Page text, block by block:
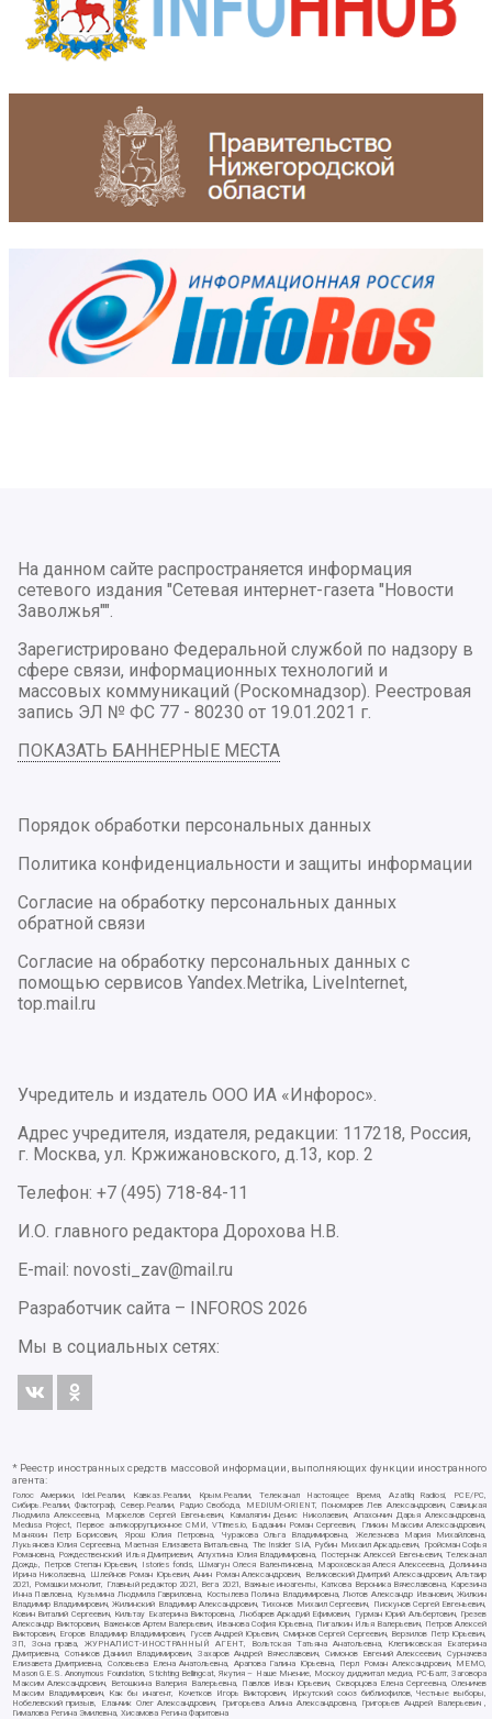
На данном сайте распространяется информация
сетевого издания "Сетевая интернет-газета "Новости
Заволжья"".
Зарегистрировано Федеральной службой по надзору в
сфере связи, информационных технологий и
массовых коммуникаций (Роскомнадзор). Реестровая
запись ЭЛ № ФС 77 - 80230 от 19.01.2021 г.
ПОКАЗАТЬ БАННЕРНЫЕ МЕСТА
Порядок обработки персональных данных
Политика конфиденциальности и защиты информации
Согласие на обработку персональных данных
обратной связи
Согласие на обработку персональных данных с
помощью сервисов Yandex.Metrika, LiveInternet,
top.mail.ru
Учредитель и издатель ООО ИА «Инфорос».
Адрес учредителя, издателя, редакции: 117218, Россия,
г. Москва, ул. Кржижановского, д.13, кор. 2
Телефон: +7 (495) 718-84-11
И.О. главного редактора Дорохова Н.В.
E-mail: novosti_zav@mail.ru
Разработчик сайта –
INFOROS 2026
Мы в социальных сетях:
* Реестр иностранных средств массовой информации, выполняющих функции иностранного
агента:
Голос Америки, Idel.Реалии, Кавказ.Реалии, Крым.Реалии, Телеканал Настоящее Время, Azatliq Radiosi, PCE/PC,
Сибирь.Реалии, Фактограф, Север.Реалии, Радио Свобода, MEDIUM-ORIENT, Пономарев Лев Александрович, Савицкая
Людмила Алексеевна, Маркелов Сергей Евгеньевич, Камалягин Денис Николаевич, Апахончич Дарья Александровна,
Medusa Project, Первое антикоррупционное СМИ, VTimes.io, Баданин Роман Сергеевич, Гликин Максим Александрович,
Маняхин Петр Борисович, Ярош Юлия Петровна, Чуракова Ольга Владимировна, Железнова Мария Михайловна,
Лукьянова Юлия Сергеевна, Маетная Елизавета Витальевна, The Insider SIA, Рубин Михаил Аркадьевич, Гройсман Софья
Романовна, Рождественский Илья Дмитриевич, Апухтина Юлия Владимировна, Постернак Алексей Евгеньевич, Телеканал
Дождь, Петров Степан Юрьевич, Istories fonds, Шмагун Олеся Валентиновна, Мароховская Алеся Алексеевна, Долинина
Ирина Николаевна, Шлейнов Роман Юрьевич, Анин Роман Александрович, Великовский Дмитрий Александрович, Альтаир
2021, Ромашки монолит, Главный редактор 2021, Вега 2021, Важные иноагенты, Каткова Вероника Вячеславовна, Карезина
Инна Павловна, Кузьмина Людмила Гавриловна, Костылева Полина Владимировна, Лютов Александр Иванович, Жилкин
Владимир Владимирович, Жилинский Владимир Александрович, Тихонов Михаил Сергеевич, Пискунов Сергей Евгеньевич,
Ковин Виталий Сергеевич, Кильтау Екатерина Викторовна, Любарев Аркадий Ефимович, Гурман Юрий Альбертович, Грезев
Александр Викторович, Важенков Артем Валерьевич, Иванова София Юрьевна, Пигалкин Илья Валерьевич, Петров Алексей
Викторович, Егоров Владимир Владимирович, Гусев Андрей Юрьевич, Смирнов Сергей Сергеевич, Верзилов Петр Юрьевич,
ЗП, Зона права, ЖУРНАЛИСТ-ИНОСТРАННЫЙ АГЕНТ, Вольтская Татьяна Анатольевна, Клепиковская Екатерина
Дмитриевна, Сотников Даниил Владимирович, Захаров Андрей Вячеславович, Симонов Евгений Алексеевич, Сурначева
Елизавета Дмитриевна, Соловьева Елена Анатольевна, Арапова Галина Юрьевна, Перл Роман Александрович, МЕМО,
Mason G.E.S. Anonymous Foundation, Stichting Bellingcat, Якутия – Наше Мнение, Москоу диджитал медиа, РС-Балт, Заговора
Максим Александрович, Ветошкина Валерия Валерьевна, Павлов Иван Юрьевич, Скворцова Елена Сергеевна, Оленичев
Максим Владимирович, Как бы инагент, Кочетков Игорь Викторович, Иркутский союз библиофилов, Честные выборы,
Нобелевский призыв, Еланчик Олег Александрович, Григорьева Алина Александровна, Григорьев Андрей Валерьевич ,
Гималова Регина Эмилевна, Хисамова Регина Фаритовна